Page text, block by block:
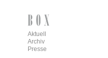
Aktuell
Archiv
Presse